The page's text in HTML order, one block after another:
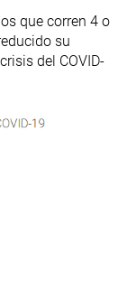
que corren 4 o
su
del COVID-